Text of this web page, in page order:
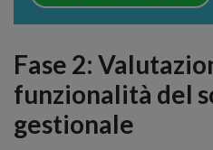
Fase 2:
funzionalità del
gestionale